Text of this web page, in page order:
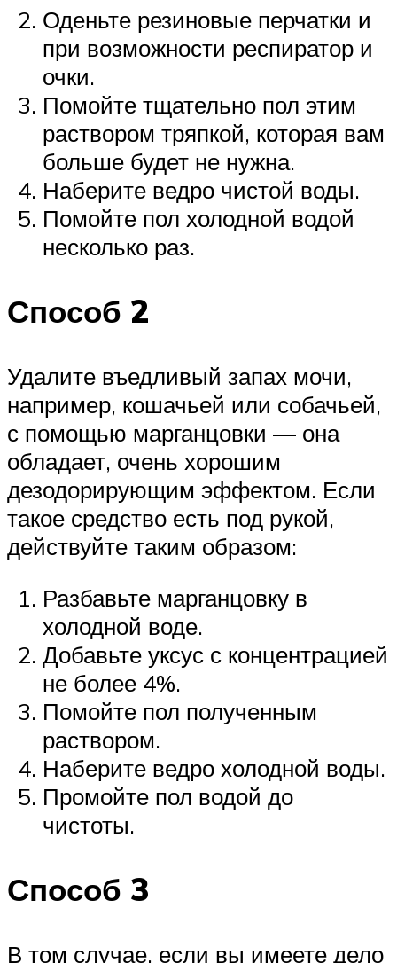
Оденьте резиновые перчатки и
при возможности респиратор и
очки.
Помойте тщательно пол этим
раствором тряпкой, которая вам
больше будет не нужна.
Наберите ведро чистой воды.
Помойте пол холодной водой
несколько раз.
Способ 2
Удалите въедливый запах мочи,
например, кошачьей или собачьей,
с помощью марганцовки — она
обладает, очень хорошим
дезодорирующим эффектом. Если
такое средство есть под рукой,
действуйте таким образом:
Разбавьте марганцовку в
холодной воде.
Добавьте уксус с концентрацией
не более 4%.
Помойте пол полученным
раствором.
Наберите ведро холодной воды.
Промойте пол водой до
чистоты.
Способ 3
В том случае, если вы имеете дело